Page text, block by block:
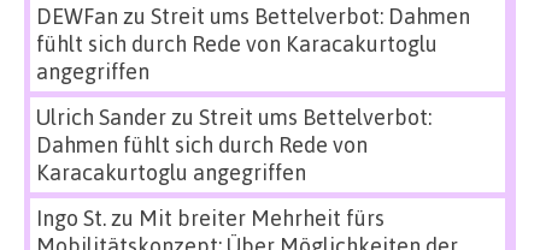
DEWFan zu Streit ums Bettelverbot: Dahmen
fühlt sich durch Rede von Karacakurtoglu
angegriffen
Ulrich Sanderzu Streit ums Bettelverbot:
Dahmen fühlt sich durch Rede von
Karacakurtoglu angegriffen
Ingo St.zu Mit breiter Mehrheit fürs